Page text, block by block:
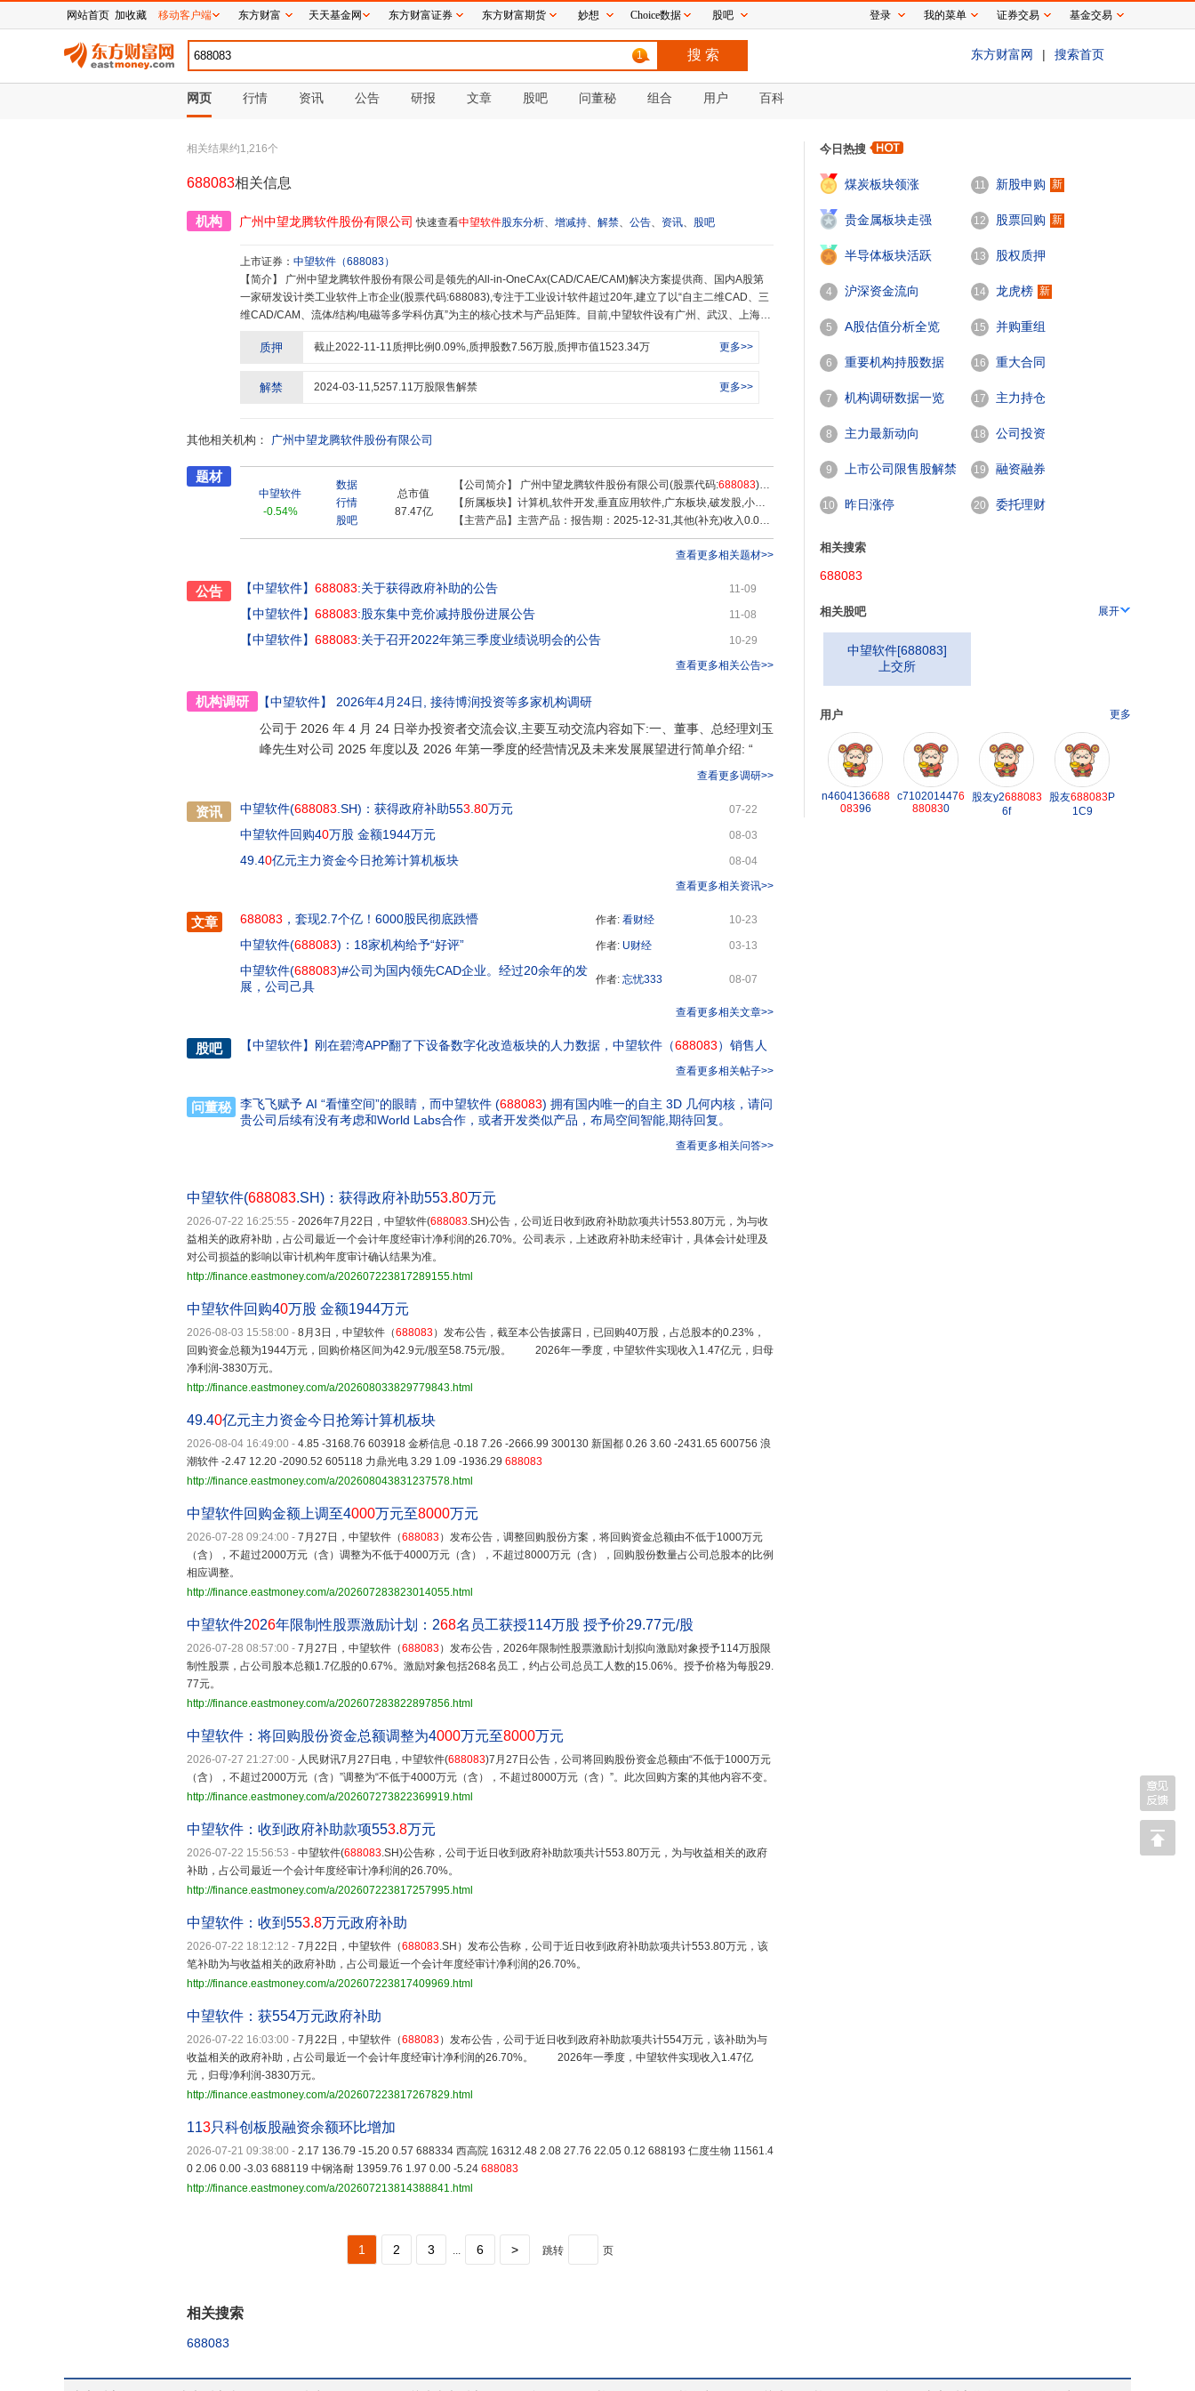
1 东方财富网 | 搜索首页
网页 行情 资讯 公告 研报 文章 股吧 问董秘 组合 用户 百科
相关结果约1,216个
688083相关信息
机构 广州中望龙腾软件股份有限公司 快速查看中望软件股东分析、 增减持、 解禁、 公告、 资讯、 股吧
上市证券： 中望软件 （688083）
【简介】
一家研发设计类工业软件上市企业(股票代码:688083),专注于工业设计软件超过20年,建立了以“自主二维CAD、三
维CAD/CAM、流体/结构/电磁等多学科仿真”为主的核心技术与产品矩阵。目前,中望软件设有广州、武汉、上海、
4年开始首开中国工业软件海外出口先河,截至目前系列软件产品已经畅销全球90多个国家和地区,正版用户突破140
国移动、中车株洲所、京东方、格力、海尔、国家电网、土耳其电信、泰国CH.Karnchang集团、韩国现代工程建
教育软件、创意设计社区等服务,赋能创新教育发展。如今,中望软件已经为3000多所本科、职业院校的建筑、机
个贯穿设计、仿真、制造全流程的自主三维设计仿真平台,同时建立可持续发展的、多赢的产业生态系统,为全球用
户提供可信赖的All-in-OneCAx软件和服务,为世界工业进步贡献力量。
质押 截止2022-11-11质押比例0.09%,质押股数7.56万股,质押市值1523.34万 更多>>
解禁 2024-03-11,5257.11万股限售解禁 更多>>
其他相关机构： 广州中望龙腾软件股份有限公司
题材
中望软件
-0.54%
数据
行情
股吧
总市值
87.47亿
【公司简介】 广州中望龙腾软件股份有限公司(股票代码:688083)是中国领先的All-in-OneCAx(CAD/CAE/CAM
【所属板块】 计算机,软件开发,垂直应用软件,广东板块,破发股,小盘成长,小盘股,沪股通,上证380,融资融券,信创,国产软件
【主营产品】 主营产品：报告期：2025-12-31,其他(补充)收入0.01亿 ，占比0.14% ，利润0.01亿 ，占比0.14% ，毛利率93.78%；外购软硬件收入0.07亿 ，占比0.73% ，利润0.01亿 ，占比0.13% ，毛利率16.96%；定制软件开发收入0.25亿 ，占比2.77% ，利润0.1亿 ，占比1.14% ，毛利率39.57%；技术服务收入收入0.35亿 ，占比3.88% ，利润0.28亿 ，占比3.23% ，毛利率79.95%；标准通用软件收入8.26亿 ，占比92.47% ，利润8.18亿 ，占比95.35% ，毛利率98.96%
查看更多相关题材>>
公告 【中望软件】 688083:关于获得政府补助的公告 11-09
【中望软件】 688083:股东集中竞价减持股份进展公告 11-08
【中望软件】 688083:关于召开2022年第三季度业绩说明会的公告
10-29
查看更多相关公告>>
机构调研 【中望软件】 2026年4月24日 , 接待博润投资等多家机构调研
公司于 2026 年 4 月 24 日举办投资者交流会议,主要互动交流内容如下:一、董事、总经理刘玉
峰先生对公司 2025 年度以及 2026 年第一季度的经营情况及未来发展展望进行简单介绍: “
查看更多调研>>
资讯 中望软件(688083 .SH)：获得政府补助553 80万元 07-22
中望软件回购40万股 金额1944万元 08-03
49.40亿元主力资金今日抢筹计算机板块
08-04
查看更多相关资讯>>
文章 688083 ，套现2.7个亿！6000股民彻底跌懵 作者: 看财经 10-23
中望软件(688083)：18家机构给予“好评” 作者: U财经 03-13
中望软件(688083)#公司为国内领先CAD企业。经过20余年的发
展，公司己具
作者: 忘忧333 08-07
查看更多相关文章>>
股吧 【中望软件】 刚在碧湾APP翻了下设备数字化改造板块的人力数据，中望软件（688083）销售人
查看更多相关帖子>>
问董秘 李飞飞赋予 AI “看懂空间”的眼睛，而中望软件 (688083) 拥有国内唯一的自主 3D 几何内核，请问
贵公司后续有没有考虑和World Labs合作，或者开发类似产品，布局空间智能,期待回复。
查看更多相关问答>>
中望软件(688083.SH)：获得政府补助553.80万元
2026-07-22 16:25:55 - 2026年7月22日，中望软件(688083.SH)公告，公司近日收到政府补助款项共计553.80万元，为与收
益相关的政府补助，占公司最近一个会计年度经审计净利润的26.70%。公司表示，上述政府补助未经审计，具体会计处理及
对公司损益的影响以审计机构年度审计确认结果为准。
http://finance.eastmoney.com/a/202607223817289155.html
中望软件回购40万股 金额1944万元
2026-08-03 15:58:00 - 8月3日，中望软件（688083）发布公告，截至本公告披露日，已回购40万股，占总股本的0.23%，
回购资金总额为1944万元，回购价格区间为42.9元/股至58.75元/股。 2026年一季度，中望软件实现收入1.47亿元，归母
净利润-3830万元。
http://finance.eastmoney.com/a/202608033829779843.html
49.40亿元主力资金今日抢筹计算机板块
2026-08-04 16:49:00 - 4.85 -3168.76 603918 金桥信息 -0.18 7.26 -2666.99 300130 新国都 0.26 3.60 -2431.65 600756 浪
潮软件 -2.47 12.20 -2090.52 605118 力鼎光电 3.29 1.09 -1936.29 688083
http://finance.eastmoney.com/a/202608043831237578.html
中望软件回购金额上调至4000万元至8000万元
2026-07-28 09:24:00 - 7月27日，中望软件（688083）发布公告，调整回购股份方案，将回购资金总额由不低于1000万元
（含），不超过2000万元（含）调整为不低于4000万元（含），不超过8000万元（含），回购股份数量占公司总股本的比例
相应调整。
http://finance.eastmoney.com/a/202607283823014055.html
中望软件2026年限制性股票激励计划：268名员工获授114万股 授予价29.77元/股
2026-07-28 08:57:00 - 7月27日，中望软件（688083）发布公告，2026年限制性股票激励计划拟向激励对象授予114万股限
制性股票，占公司股本总额1.7亿股的0.67%。激励对象包括268名员工，约占公司总员工人数的15.06%。授予价格为每股29.
77元。
http://finance.eastmoney.com/a/202607283822897856.html
中望软件：将回购股份资金总额调整为4000万元至8000万元
2026-07-27 21:27:00 - 人民财讯7月27日电，中望软件(688083)7月27日公告，公司将回购股份资金总额由“不低于1000万元
（含），不超过2000万元（含）”调整为“不低于4000万元（含），不超过8000万元（含）”。此次回购方案的其他内容不变。
http://finance.eastmoney.com/a/202607273822369919.html
中望软件：收到政府补助款项553.8万元
2026-07-22 15:56:53 - 中望软件(688083.SH)公告称，公司于近日收到政府补助款项共计553.80万元，为与收益相关的政府
补助，占公司最近一个会计年度经审计净利润的26.70%。
http://finance.eastmoney.com/a/202607223817257995.html
中望软件：收到553.8万元政府补助
2026-07-22 18:12:12 - 7月22日，中望软件（688083.SH）发布公告称，公司于近日收到政府补助款项共计553.80万元，该
笔补助为与收益相关的政府补助，占公司最近一个会计年度经审计净利润的26.70%。
http://finance.eastmoney.com/a/202607223817409969.html
中望软件：获554万元政府补助
2026-07-22 16:03:00 - 7月22日，中望软件（688083）发布公告，公司于近日收到政府补助款项共计554万元，该补助为与
收益相关的政府补助，占公司最近一个会计年度经审计净利润的26.70%。 2026年一季度，中望软件实现收入1.47亿
元，归母净利润-3830万元。
http://finance.eastmoney.com/a/202607223817267829.html
113只科创板股融资余额环比增加
2026-07-21 09:38:00 - 2.17 136.79 -15.20 0.57 688334 西高院 16312.48 2.08 27.76 22.05 0.12 688193 仁度生物 11561.4
0 2.06 0.00 -3.03 688119 中钢洛耐 13959.76 1.97 0.00 -5.24 688083
http://finance.eastmoney.com/a/202607213814388841.html
1 2 3 ... 6 > 跳转 页
相关搜索
688083
今日热搜
煤炭板块领涨
2
贵金属板块走强
3
半导体板块活跃
4 沪深资金流向
5 A股估值分析全览
6 重要机构持股数据
7 机构调研数据一览
8 主力最新动向
9 上市公司限售股解禁
一览
10 昨日涨停
11 新股申购 新
12 股票回购 新
13 股权质押
14 龙虎榜 新
15 并购重组
16 重大合同
17 主力持仓
18 公司投资
19 融资融券
20 委托理财
相关搜索
688083
相关股吧 展开
中望软件[688083]
上交所
用户 更多
n4604136688
08396
c7102014476
880830
股友y2688083
6f
股友688083P
1C9
网站首页 加收藏 移动客户端 东方财富 天天基金网 东方财富证券 东方财富期货 妙想 Choice数据 股吧 登录 我的菜单 证券交易 基金交易